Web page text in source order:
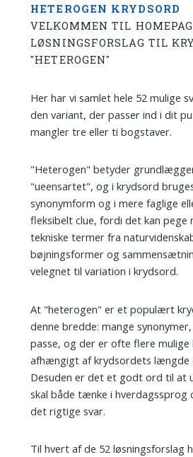
HETEROGEN KRYDSORD
VELKOMMEN TIL
LØSNINGSFORSLAG TIL
"HETEROGEN"
Her har vi samlet hele 52 mulige
den variant, der passer ind i dit
mangler tre eller ti bogstaver.
"Heterogen" betyder
"ueensartet", og i krydsord
synonymform og i mere faglige
fleksibelt clue, fordi det kan pege
tekniske termer fra
bøjningsformer og
velegnet til variation i krydsord.
At "heterogen" er et populært
denne bredde: mange
passe, og der er ofte flere
afhængigt af krydsordets længde
Desuden er det et godt ord til
skal både tænke i
det rigtige svar.
Til hvert af de 52 løsningsforslag